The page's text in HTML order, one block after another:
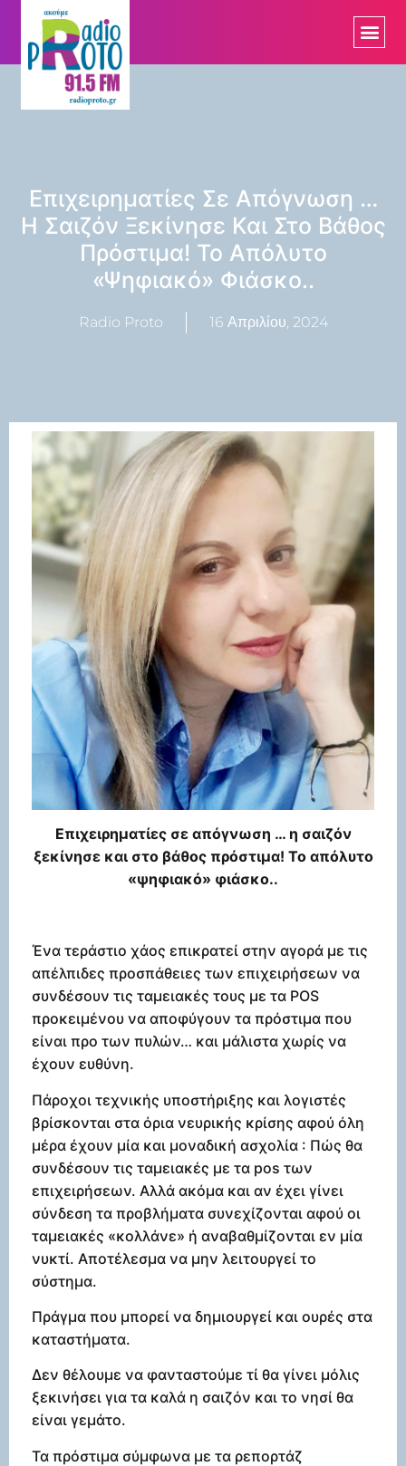
Επιχειρηματίες Σε Απόγνωση …
Η Σαιζόν Ξεκίνησε Και Στο Βάθος
Πρόστιμα! Το Απόλυτο
«ψηφιακό» Φιάσκο..
Radio Proto 16 Απριλίου, 2024
Επιχειρηματίες σε απόγνωση … η σαιζόν
ξεκίνησε και στο βάθος πρόστιμα! Το απόλυτο
«ψηφιακό» φιάσκο..
Ένα τεράστιο χάος επικρατεί στην αγορά με τις
απέλπιδες προσπάθειες των επιχειρήσεων να
συνδέσουν τις ταμειακές τους με τα POS
προκειμένου να αποφύγουν τα πρόστιμα που
είναι προ των πυλών… και μάλιστα χωρίς να
έχουν ευθύνη.
Πάροχοι τεχνικής υποστήριξης και λογιστές
βρίσκονται στα όρια νευρικής κρίσης αφού όλη
μέρα έχουν μία και μοναδική ασχολία : Πώς θα
συνδέσουν τις ταμειακές με τα pos των
επιχειρήσεων. Αλλά ακόμα και αν έχει γίνει
σύνδεση τα προβλήματα συνεχίζονται αφού οι
ταμειακές «κολλάνε» ή αναβαθμίζονται εν μία
νυκτί. Αποτέλεσμα να μην λειτουργεί το
σύστημα.
Πράγμα που μπορεί να δημιουργεί και ουρές στα
καταστήματα.
Δεν θέλουμε να φανταστούμε τί θα γίνει μόλις
ξεκινήσει για τα καλά η σαιζόν και το νησί θα
είναι γεμάτο.
Τα πρόστιμα σύμφωνα με τα ρεπορτάζ